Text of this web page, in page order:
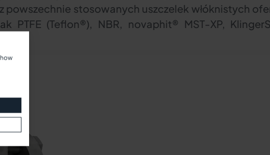
powszechnie stosowanych uszczelek włóknistych
PTFE (Teflon®), NBR, novaphit® MST-XP,